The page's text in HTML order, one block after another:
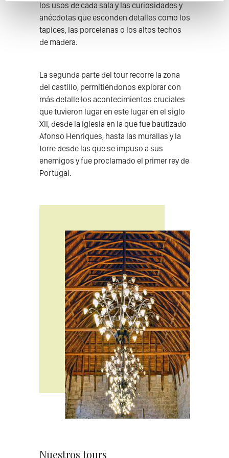
los usos de cada sala y las curiosidades y
anécdotas que esconden detalles como los
tapices, las porcelanas o los altos techos
de madera.
La segunda parte del tour recorre la zona
del castillo, permitiéndonos explorar con
más detalle los acontecimientos cruciales
que tuvieron lugar en este lugar en el siglo
XII, desde la iglesia en la que fue bautizado
Afonso Henriques, hasta las murallas y la
torre desde las que se impuso a sus
enemigos y fue proclamado el primer rey de
Portugal.
Nuestros tours